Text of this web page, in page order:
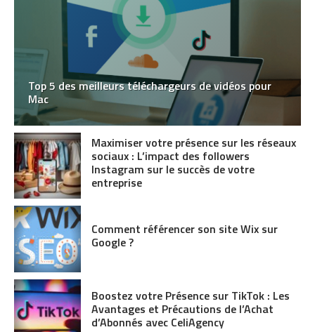
Top 5 des meilleurs téléchargeurs de vidéos pour
Mac
Maximiser votre présence sur les réseaux
sociaux : L’impact des followers
Instagram sur le succès de votre
entreprise
Comment référencer son site Wix sur
Google ?
Boostez votre Présence sur TikTok : Les
Avantages et Précautions de l’Achat
d’Abonnés avec CeliAgency